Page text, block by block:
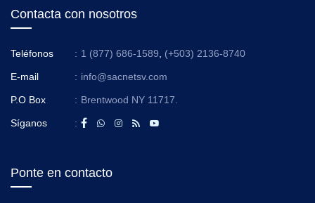
Contacta con nosotros
Teléfonos : 1 (877) 686-1589 (+503) 2136-8740
E-mail : info@sacnetsv.com
P.O Box : Brentwood NY 11717.
Síganos :
Ponte en contacto